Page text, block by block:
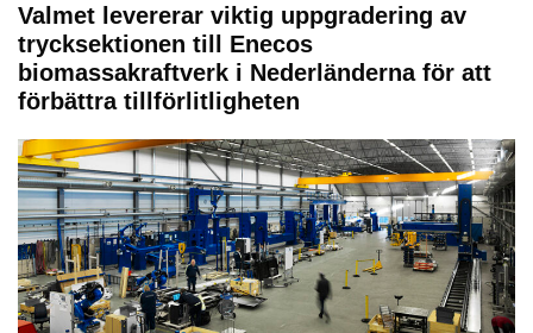
Valmet levererar viktig uppgradering av
trycksektionen till Enecos
biomassakraftverk i Nederländerna för att
förbättra tillförlitligheten